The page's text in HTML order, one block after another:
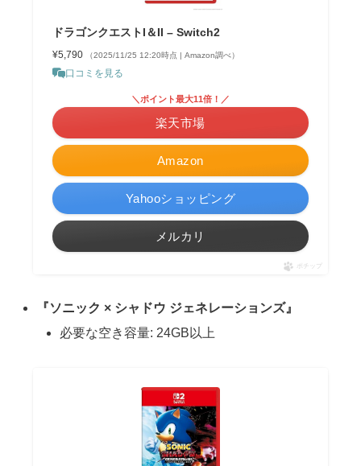
ドラゴンクエストI＆II – Switch2
¥5,790 （2025/11/25 12:20時点 | Amazon調べ）
口コミを見る
Amazon
＼ポイント最大11倍！／
楽天市場
Yahooショッピング
メルカリ
ポチップ
『ソニック × シャドウ ジェネレーションズ』
必要な空き容量: 24GB以上